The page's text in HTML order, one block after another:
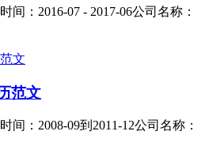
间：2016-07 - 2017-06公司名称：
范文
间：2008-09到2011-12公司名称：